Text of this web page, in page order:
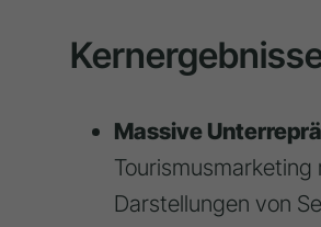
Massive
Darstellungen von